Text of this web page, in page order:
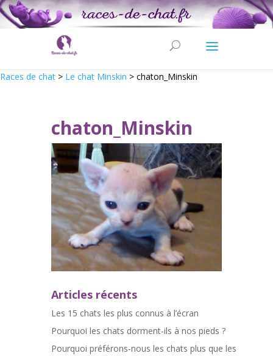
Races de chat > Le chat Minskin > chaton_Minskin
chaton_Minskin
Articles récents
Les 15 chats les plus connus à l’écran
Pourquoi les chats dorment-ils à nos pieds ?
Pourquoi préférons-nous les chats plus que les